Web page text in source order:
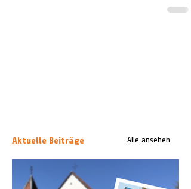
Aktuelle Beiträge Alle ansehen